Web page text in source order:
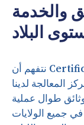
والخدمة
البلاد
نتفهم أن Certificate of Naturalization الخاص بك
المعالجة لدينا
طوال عملية
جميع الولايات